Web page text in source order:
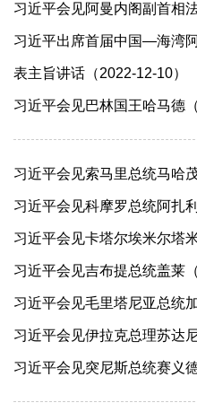
习近平会见阿曼内阁副首相
习近平出席首届中国—海湾
表主旨讲话（2022-12-10）
习近平会见巴林国王哈马德
习近平会见索马里总统马哈
习近平会见科摩罗总统阿扎
习近平会见卡塔尔埃米尔塔
习近平会见吉布提总统盖莱
习近平会见毛里塔尼亚总统
习近平会见伊拉克总理苏达
习近平会见突尼斯总统赛义